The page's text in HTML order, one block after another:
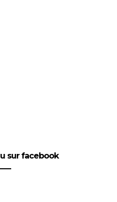
sur facebook